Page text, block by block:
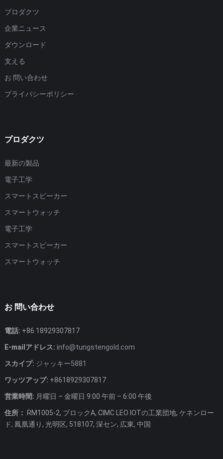
プロダクツ
企業ニュース
ダウンロード
支える
お 問い合わせ
プライバシーポリシー
プロダクツ
最新の製品
電子工学
スマートスピーカー
スマートウォッチ
電子工学
スマートスピーカー
スマートウォッチ
お 問い合わせ
電話: +86 18929307817
E-mailアドレス: info@tungstengold.com
スカイプ: ジャッキー5881
ワッツアップ: +8618929307817
営業時間: 月曜日 – 金曜日 9:00 午前 – 6:00 午後
住所：
RM1005-2, ブロックA, CIMC LEO IOTの工業団地, ケネンロー
ド, 鳳凰通り, 光明区, 518107, 深セン, 広東, 中国